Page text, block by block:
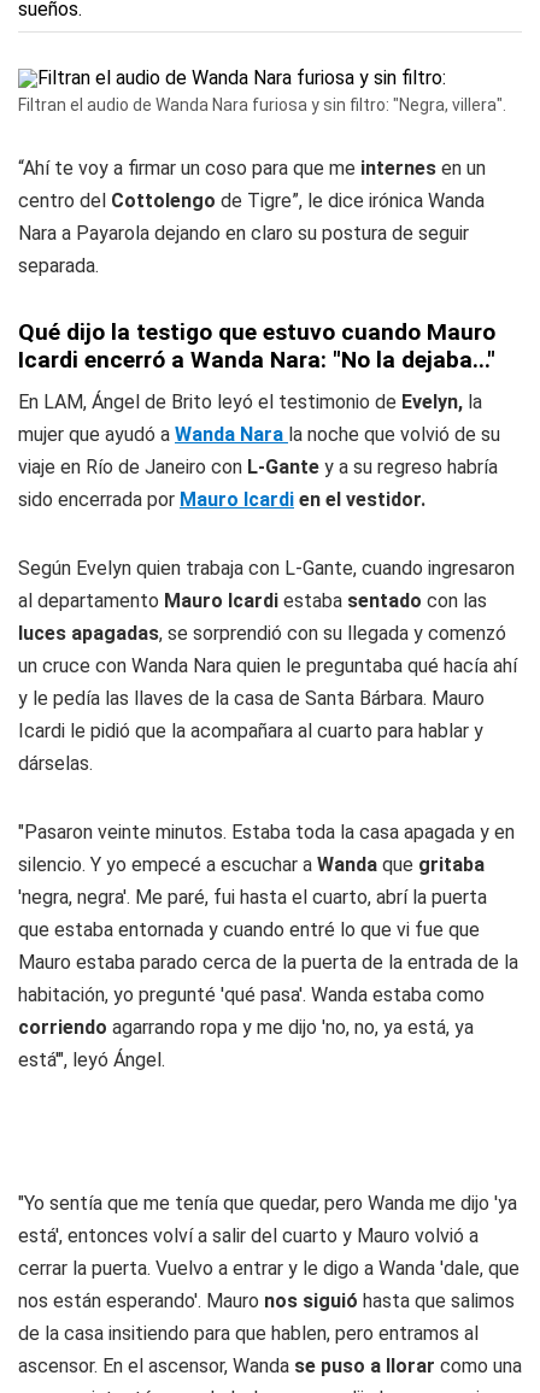
Filtran el audio de Wanda Nara furiosa y sin filtro: "Negra, villera".
“Ahí te voy a firmar un coso para que me internes en un
centro del Cottolengo de Tigre”, le dice irónica Wanda
Nara a Payarola dejando en claro su postura de seguir
separada.
Qué dijo la testigo que estuvo cuando Mauro
Icardi encerró a Wanda Nara: "No la dejaba..."
En LAM, Ángel de Brito leyó el testimonio de Evelyn, la
mujer que ayudó a Wanda Nara la noche que volvió de su
viaje en Río de Janeiro con L-Gante y a su regreso habría
sido encerrada por Mauro Icardi en el vestidor.
Según Evelyn quien trabaja con L-Gante, cuando ingresaron
al departamento Mauro Icardi estaba sentado con las
luces apagadas, se sorprendió con su llegada y comenzó
un cruce con Wanda Nara quien le preguntaba qué hacía ahí
y le pedía las llaves de la casa de Santa Bárbara. Mauro
Icardi le pidió que la acompañara al cuarto para hablar y
dárselas.
"Pasaron veinte minutos. Estaba toda la casa apagada y en
silencio. Y yo empecé a escuchar a Wanda que gritaba
'negra, negra'. Me paré, fui hasta el cuarto, abrí la puerta
que estaba entornada y cuando entré lo que vi fue que
Mauro estaba parado cerca de la puerta de la entrada de la
habitación, yo pregunté 'qué pasa'. Wanda estaba como
corriendo agarrando ropa y me dijo 'no, no, ya está, ya
está'", leyó Ángel.
"Yo sentía que me tenía que quedar, pero Wanda me dijo 'ya
está', entonces volví a salir del cuarto y Mauro volvió a
cerrar la puerta. Vuelvo a entrar y le digo a Wanda 'dale, que
nos están esperando'. Mauro nos siguió hasta que salimos
de la casa insitiendo para que hablen, pero entramos al
ascensor. En el ascensor, Wanda se puso a llorar como una